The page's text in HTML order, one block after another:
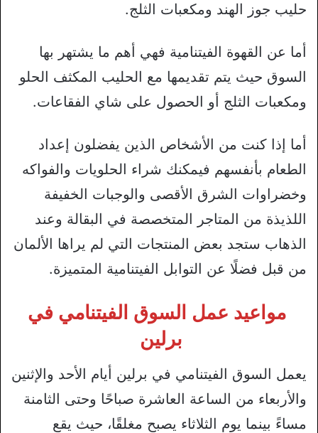
حليب جوز الهند ومكعبات الثلج.
أما عن القهوة الفيتنامية فهي أهم ما يشتهر بها
السوق حيث يتم تقديمها مع الحليب المكثف الحلو
ومكعبات الثلج أو الحصول على شاي الفقاعات.
أما إذا كنت من الأشخاص الذين يفضلون إعداد
الطعام بأنفسهم فيمكنك شراء الحلويات والفواكه
وخضراوات الشرق الأقصى والوجبات الخفيفة
اللذيذة من المتاجر المتخصصة في البقالة وعند
الذهاب ستجد بعض المنتجات التي لم يراها الألمان
من قبل فضلًا عن التوابل الفيتنامية المتميزة.
مواعيد عمل السوق الفيتنامي في
برلين
يعمل السوق الفيتنامي في برلين أيام الأحد والإثنين
والأربعاء من الساعة العاشرة صباحًا وحتى الثامنة
مساءً بينما يوم الثلاثاء يصبح مغلقًا، حيث يقع